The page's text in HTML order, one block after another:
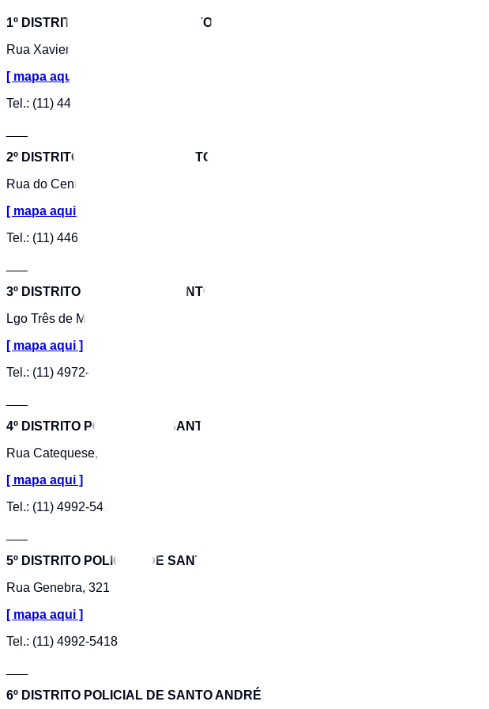
1º DISTRITO POLICIAL DE SANTO ANDRÉ
Rua Xavier de Toledo, 48
[ mapa aqui ]
Tel.: (11) 4438-1133
2º DISTRITO POLICIAL DE SANTO ANDRÉ
Rua do Centro, 530
[ mapa aqui ]
Tel.: (11) 4461-6363
3º DISTRITO POLICIAL DE SANTO ANDRÉ
Lgo Três de Maio, 141
[ mapa aqui ]
Tel.: (11) 4972-1489
4º DISTRITO POLICIAL DE SANTO ANDRÉ
Rua Catequese, 614
[ mapa aqui ]
Tel.: (11) 4992-5418
5º DISTRITO POLICIAL DE SANTO ANDRÉ
Rua Genebra, 321
[ mapa aqui ]
Tel.: (11) 4992-5418
6º DISTRITO POLICIAL DE SANTO ANDRÉ